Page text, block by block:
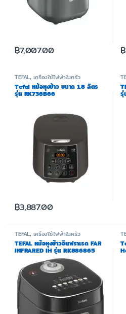
฿7,007.00 ฿
TEFAL,เครื่องใช้ไฟฟ้าในครัว
Tefal หม้อหุงข้าว ขนาด 1.8 ลิตร
รุ่น RK736B66
฿3,887.00
รุ่
TEFAL,เครื่องใช้ไฟฟ้าในครัว
TEFAL หม้อหุงข้าวอินฟราเรด FAR
INFRARED IH รุ่น RK886865
ความจุ 1.5 ลิตร